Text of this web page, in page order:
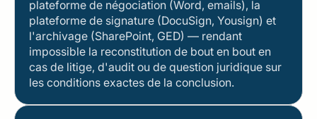
plateforme de négociation (Word, emails), la
plateforme de signature (DocuSign, Yousign) et
l'archivage (SharePoint, GED) — rendant
impossible la reconstitution de bout en bout en
cas de litige, d'audit ou de question juridique sur
les conditions exactes de la conclusion.